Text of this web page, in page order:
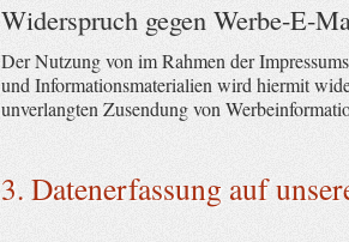
Widerspruch gegen Werbe-E-
Der Nutzung von im Rahmen der
und Informationsmaterialien wird hiermit
unverlangten Zusendung von
3. Datenerfassung auf